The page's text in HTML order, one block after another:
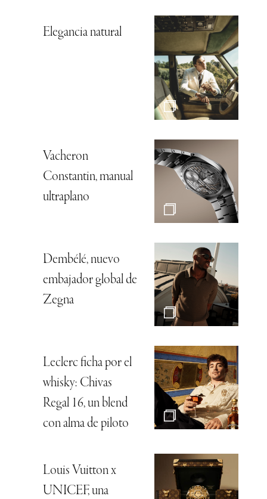
Elegancia natural
Vacheron
Constantin, manual
ultraplano
Dembélé, nuevo
embajador global de
Zegna
Leclerc ficha por el
whisky: Chivas
Regal 16, un blend
con alma de piloto
Louis Vuitton x
UNICEF, una